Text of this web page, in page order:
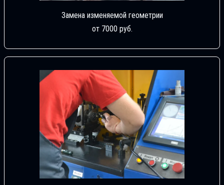
Замена изменяемой геометрии
от 7000 руб.